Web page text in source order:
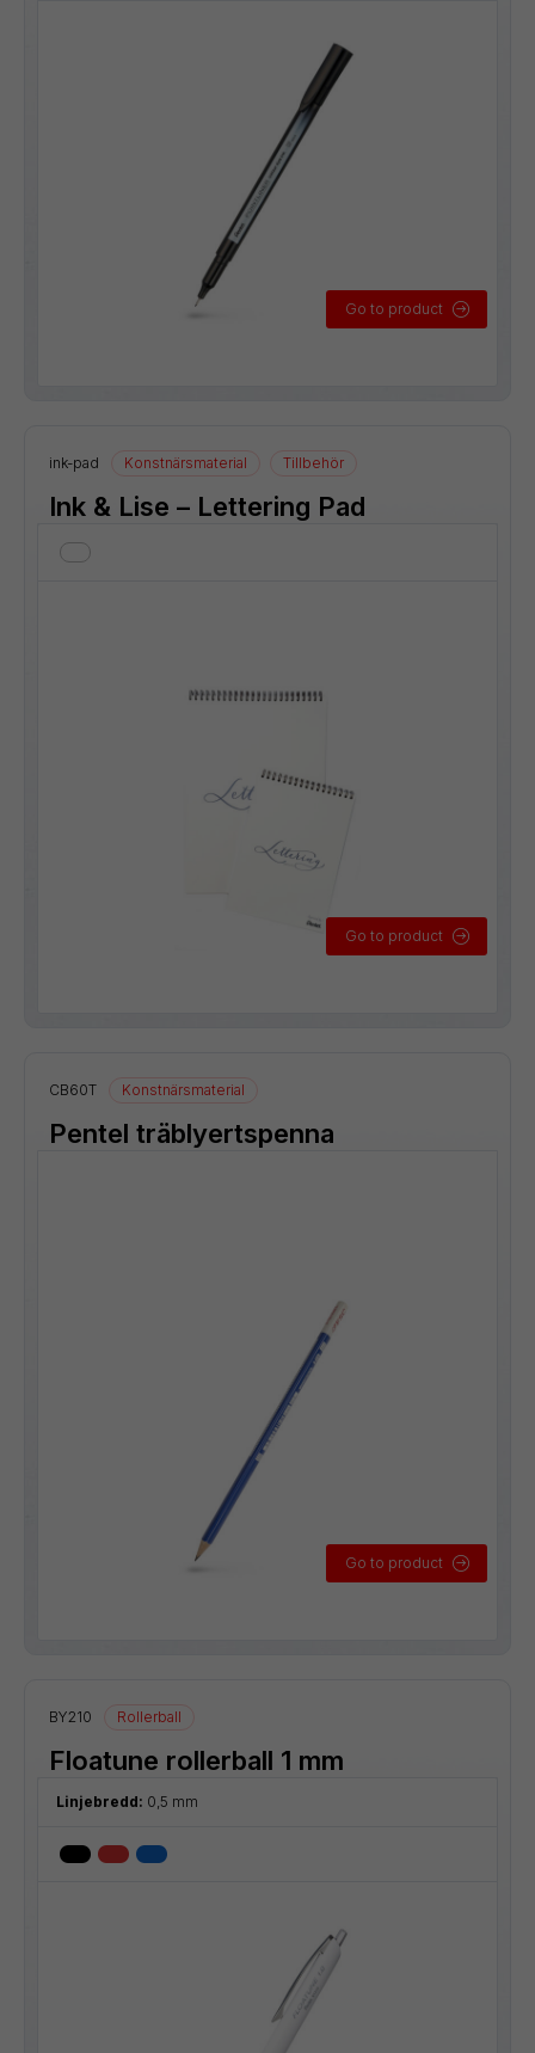
Go to product
ink-pad Konstnärsmaterial Tillbehör
Ink & Lise – Lettering Pad
Go to product
CB60T Konstnärsmaterial
Pentel träblyertspenna
Go to product
BY210 Rollerball
Floatune rollerball 1 mm
Linjebredd: 0,5 mm